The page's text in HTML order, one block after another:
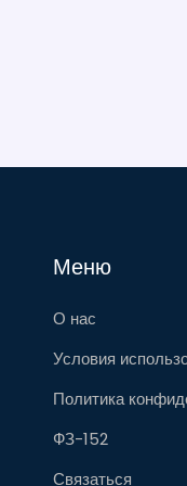
Меню
О нас
Условия
Политика
ФЗ-152
Связаться